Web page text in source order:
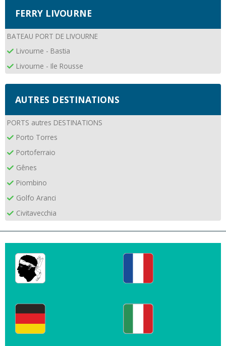
FERRY LIVOURNE
BATEAU PORT DE LIVOURNE
Livourne - Bastia
Livourne - Ile Rousse
AUTRES DESTINATIONS
PORTS autres DESTINATIONS
Porto Torres
Portoferraio
Gênes
Piombino
Golfo Aranci
Civitavecchia